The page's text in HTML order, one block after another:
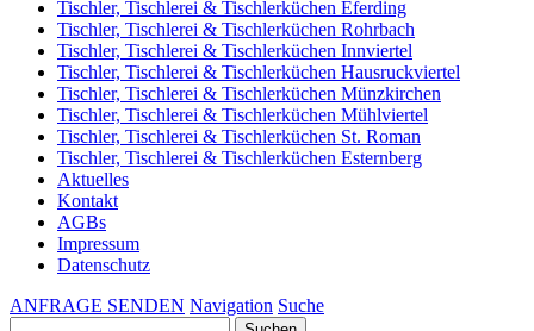
Tischler, Tischlerei & Tischlerküchen Eferding
Tischler, Tischlerei & Tischlerküchen Rohrbach
Tischler, Tischlerei & Tischlerküchen Innviertel
Tischler, Tischlerei & Tischlerküchen Hausruckviertel
Tischler, Tischlerei & Tischlerküchen Münzkirchen
Tischler, Tischlerei & Tischlerküchen Mühlviertel
Tischler, Tischlerei & Tischlerküchen St. Roman
Tischler, Tischlerei & Tischlerküchen Esternberg
Aktuelles
Kontakt
AGBs
Impressum
Datenschutz
ANFRAGE SENDEN Navigation Suche